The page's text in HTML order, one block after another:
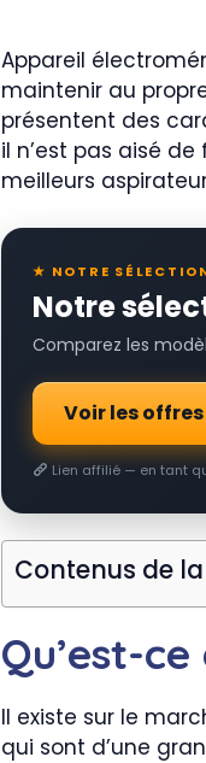
Appareil
maintenir au
présentent des
il n’est pas aisé
meilleurs
★ NOTRE
Notre
Comparez les
Voir les
Lien affilié — en tant
Contenus de
Qu’est-
Il existe sur le
qui sont d’une